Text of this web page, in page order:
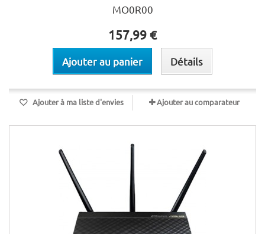
MO0R00
157,99 €
Ajouter au panier Détails
Ajouter à ma liste d'envies Ajouter au comparateur